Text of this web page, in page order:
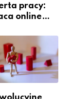
pracy:
online